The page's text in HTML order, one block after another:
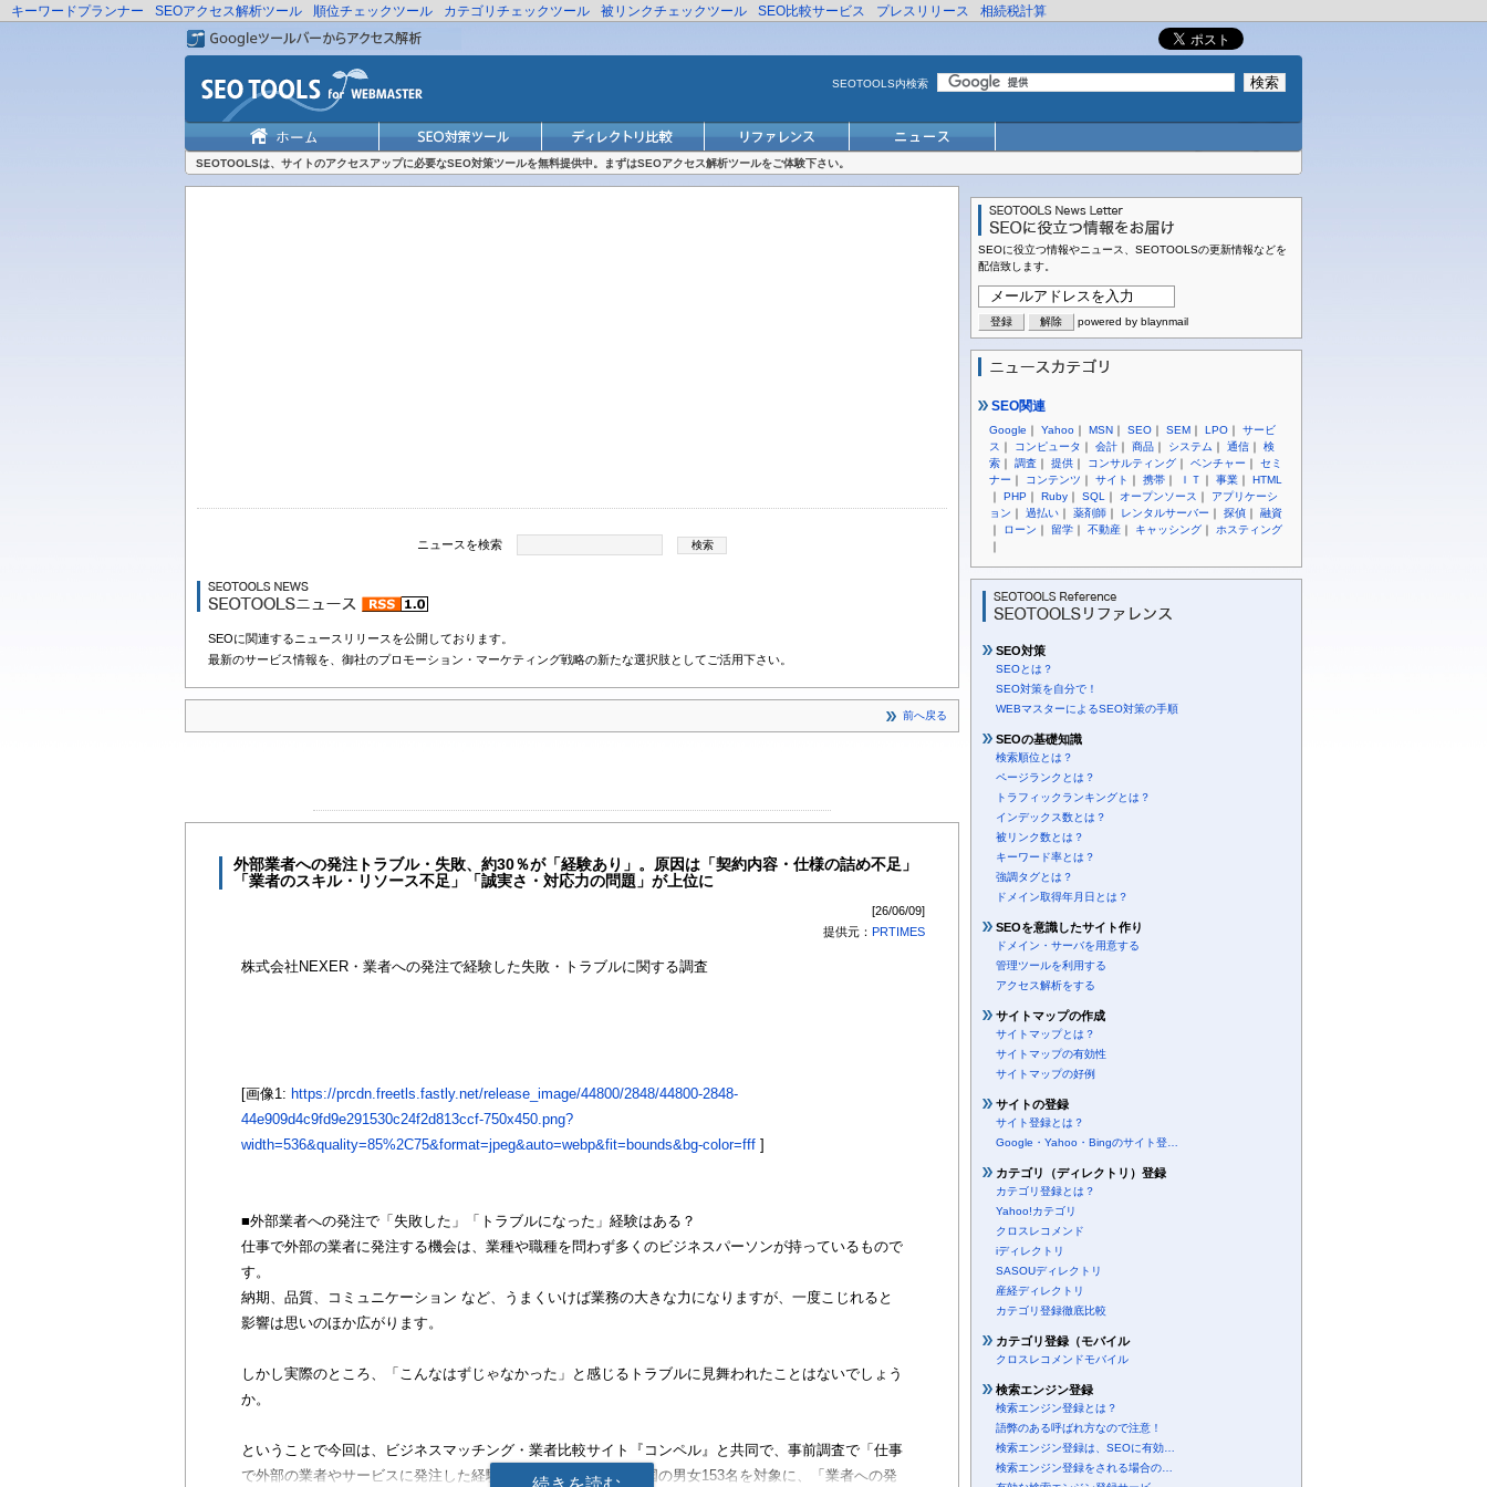
キーワードプランナー SEOアクセス解析ツール 順位チェックツール カテゴリチェックツール 被リンクチェックツール SEO比較サービス プレスリリース 相続税計算
SEOTOOLS内検索
SEOTOOLSは、サイトのアクセスアップに必要なSEO対策ツールを無料提供中。まずはSEOアクセス解析ツールをご体験下さい。
ニュースを検索
SEOに関連するニュースリリースを公開しております。
最新のサービス情報を、御社のプロモーション・マーケティング戦略の新たな選択肢としてご活用下さい。
前へ戻る
外部業者への発注トラブル・失敗、約30％が「経験あり」。原因は「契約内容・仕様の詰め不足」
「業者のスキル・リソース不足」「誠実さ・対応力の問題」が上位に
[26/06/09]
提供元： PRTIMES
株式会社NEXER・業者への発注で経験した失敗・トラブルに関する調査
[画像1: https://prcdn.freetls.fastly.net/release_image/44800/2848/44800-2848-
44e909d4c9fd9e291530c24f2d813ccf-750x450.png?
width=536&quality=85%2C75&format=jpeg&auto=webp&fit=bounds&bg-color=fff ]
■外部業者への発注で「失敗した」「トラブルになった」経験はある？
仕事で外部の業者に発注する機会は、業種や職種を問わず多くのビジネスパーソンが持っているもので
す。
納期、品質、コミュニケーション など、うまくいけば業務の大きな力になりますが、一度こじれると
影響は思いのほか広がります。
しかし実際のところ、「こんなはずじゃなかった」と感じるトラブルに見舞われたことはないでしょう
か。
ということで今回は、ビジネスマッチング・業者比較サイト『コンペル』と共同で、事前調査で「仕事
で外部の業者やサービスに発注した経験がある」と回答した全国の男女153名を対象に、「業者への発
SEOに役立つ情報やニュース、SEOTOOLSの更新情報などを
配信致します。
powered by blaynmail
SEO関連
Google ｜ Yahoo ｜ MSN ｜ SEO ｜ SEM ｜ LPO ｜ サービ
ス ｜ コンピュータ ｜ 会計 ｜ 商品 ｜ システム ｜ 通信 ｜ 検
索 ｜ 調査 ｜ 提供 ｜ コンサルティング ｜ ベンチャー ｜ セミ
ナー ｜ コンテンツ ｜ サイト ｜ 携帯 ｜ ＩＴ ｜ 事業 ｜ HTML
｜ PHP ｜ Ruby ｜ SQL ｜ オープンソース ｜ アプリケーシ
ョン ｜ 過払い ｜ 薬剤師 ｜ レンタルサーバー ｜ 探偵 ｜ 融資
｜ ローン ｜ 留学 ｜ 不動産 ｜ キャッシング ｜ ホスティング
｜
SEO対策
SEOとは？
SEO対策を自分で！
WEBマスターによるSEO対策の手順
SEOの基礎知識
検索順位とは？
ページランクとは？
トラフィックランキングとは？
インデックス数とは？
被リンク数とは？
キーワード率とは？
強調タグとは？
ドメイン取得年月日とは？
SEOを意識したサイト作り
ドメイン・サーバを用意する
管理ツールを利用する
アクセス解析をする
サイトマップの作成
サイトマップとは？
サイトマップの有効性
サイトマップの好例
サイトの登録
サイト登録とは？
Google・Yahoo・Bingのサイト登…
カテゴリ（ディレクトリ）登録
カテゴリ登録とは？
Yahoo!カテゴリ
クロスレコメンド
iディレクトリ
SASOUディレクトリ
産経ディレクトリ
カテゴリ登録徹底比較
カテゴリ登録（モバイル
クロスレコメンドモバイル
検索エンジン登録
検索エンジン登録とは？
語弊のある呼ばれ方なので注意！
検索エンジン登録は、SEOに有効…
検索エンジン登録をされる場合の…